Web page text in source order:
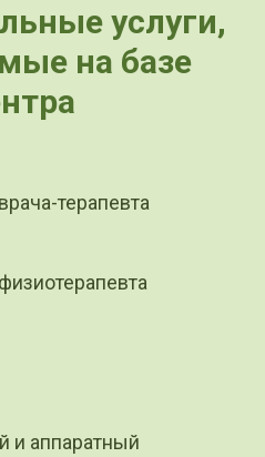
услуги,
на базе
терапевта
и аппаратный